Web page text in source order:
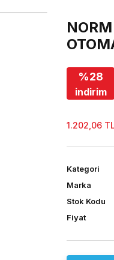
%28
indirim
1.202,06 TL
Kategori
Marka
Stok Kodu
Fiyat